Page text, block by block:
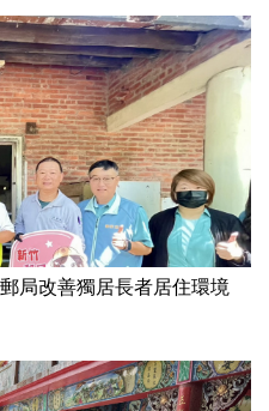
局改善獨居長者居住環境